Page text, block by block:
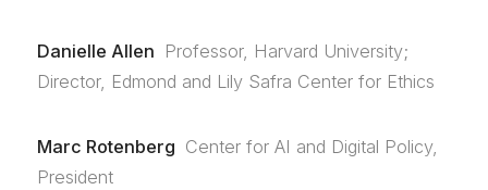
Danielle Allen Professor, Harvard University;
Director, Edmond and Lily Safra Center for Ethics
Marc Rotenberg Center for AI and Digital Policy,
President